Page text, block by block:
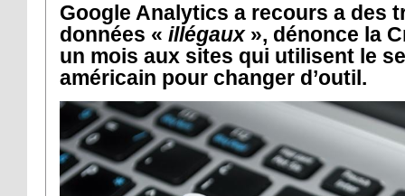
Google Analytics a recours a des
données « illégaux», dénonce la
un mois aux sites qui utilisent le
américain pour changer d’outil.